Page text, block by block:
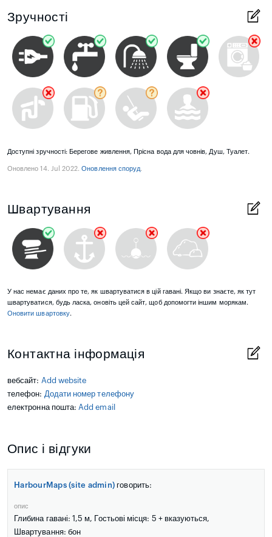
Зручності
Доступні зручності: Берегове живлення, Прісна вода для човнів, Душ, Туалет.
Оновлено 14. Jul 2022.Оновлення споруд.
Швартування
У нас немає даних про те, як швартуватися в цій гавані. Якщо ви знаєте, як тут
швартуватися, будь ласка, оновіть цей сайт, щоб допомогти іншим морякам.
Оновити швартовку.
Контактна інформація
вебсайт: Add website
телефон: Додати номер телефону
електронна пошта: Add email
Опис і відгуки
HarbourMaps (site admin) говорить:
опис
Глибина гавані: 1,5 м, Гостьові місця: 5 + вказуються,
Швартування: бон